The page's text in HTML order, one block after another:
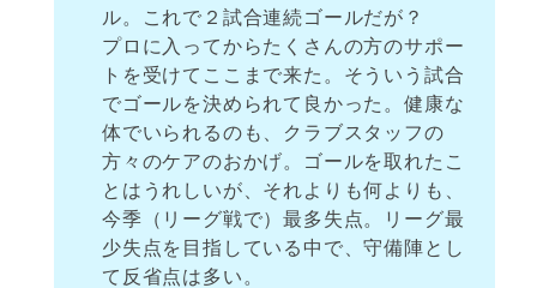
ル。これで２試合連続ゴールだが？
プロに入ってからたくさんの方のサポー
トを受けてここまで来た。そういう試合
でゴールを決められて良かった。健康な
体でいられるのも、クラブスタッフの
方々のケアのおかげ。ゴールを取れたこ
とはうれしいが、それよりも何よりも、
今季（リーグ戦で）最多失点。リーグ最
少失点を目指している中で、守備陣とし
て反省点は多い。